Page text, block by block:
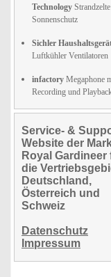
Technology
Sonnenschutz
Sichler
Luftkühler Ventilatoren
infactory Megaphone
Recording und
Service- &
Website der
Royal Gardineer
die
Deutschland,
Österreich und
Schweiz
Datenschutz
Impressum